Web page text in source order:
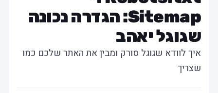
Sitemap: הגדרה נכונה
יאהב
לוודא שגוגל סורק ומבין את האתר שלכם כמו